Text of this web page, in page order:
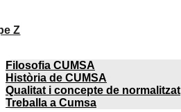
Z
Filosofia CUMSA
Història de CUMSA
Qualitat i concepte de normalitzat
Treballa a Cumsa